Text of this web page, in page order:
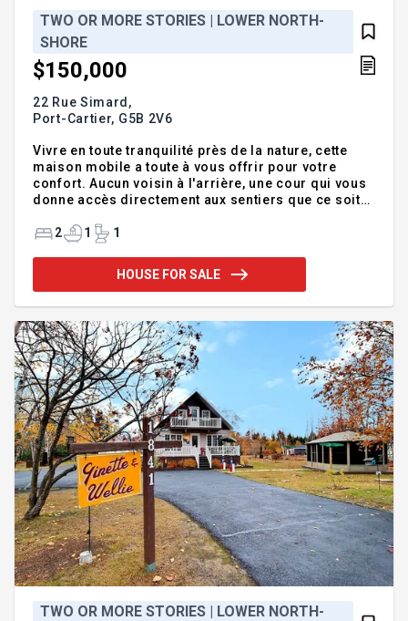
TWO OR MORE STORIES | LOWER NORTH-
SHORE
$150,000
22 Rue Simard,
Port-Cartier, G5B 2V6
Vivre en toute tranquilité près de la nature, cette
maison mobile a toute à vous offrir pour votre
confort. Aucun voisin à l'arrière, une cour qui vous
donne accès directement aux sentiers que ce soit
simplemement pour une promenade en forêt.
rangement, un très beau revêtement de plancher
flottant dans toutes les pièces de la maison. La
vos BBQ ou vos soirées entre amis(es) garage et
cabanon. Avoir son chez
2 1 1
HOUSE FOR SALE
TWO OR MORE STORIES | LOWER NORTH-